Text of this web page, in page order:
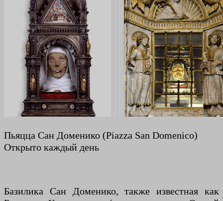
Пьяцца Сан Доменико (Piazza San Domenico)
Открыто каждый день
Базилика Сан Доменико, также известная как